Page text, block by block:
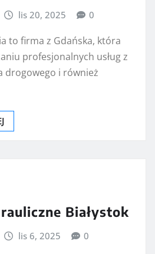
lis 20, 2025 0
to firma z Gdańska, która
profesjonalnych usług z
drogowego i również
Białystok
lis 6, 2025 0